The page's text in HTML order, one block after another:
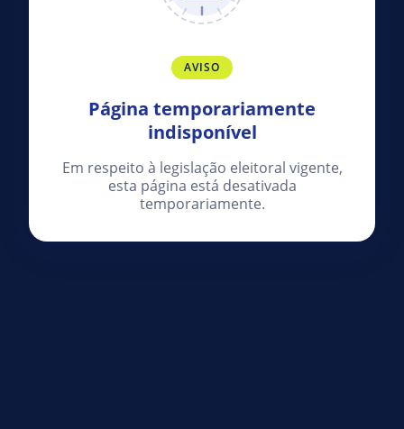
AVISO
Página temporariamente
indisponível
Em respeito à legislação eleitoral vigente,
esta página está desativada
temporariamente.